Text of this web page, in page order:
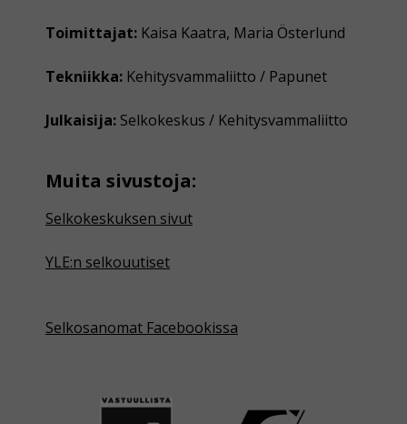
Toimittajat: Kaisa Kaatra, Maria Österlund
Tekniikka: Kehitysvammaliitto / Papunet
Julkaisija: Selkokeskus / Kehitysvammaliitto
Muita sivustoja:
Selkokeskuksen sivut
YLE:n selkouutiset
Selkosanomat Facebookissa